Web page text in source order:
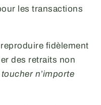
les transactions
fidèlement
des retraits non
n’importe